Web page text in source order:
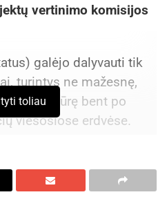
vertinimo komisijos
galėjo dalyvauti tik
turintys ne mažesnę,
bei sukūrę bent po
viešosiose erdvėse.
dėmesį, kad tai yra
toliau